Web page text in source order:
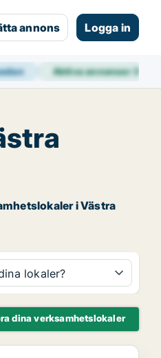
annons Logga in
Aktiva annonser39
i Västra
lokaler?
dina verksamhetslokaler